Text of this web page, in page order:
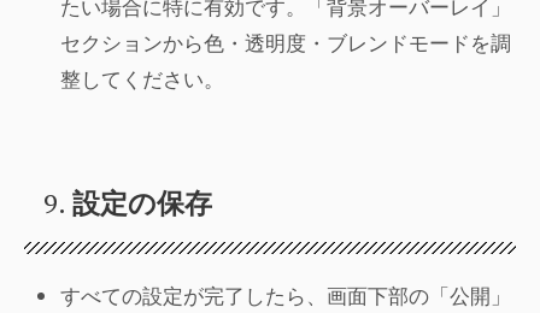
たい場合に特に有効です。「背景オーバーレイ」
セクションから色・透明度・ブレンドモードを調
整してください。
9. 設定の保存
すべての設定が完了したら、画面下部の「公開」